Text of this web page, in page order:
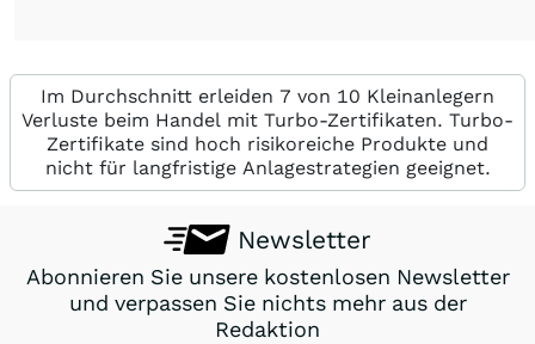
Im Durchschnitt erleiden 7 von 10 Kleinanlegern
Verluste beim Handel mit Turbo-Zertifikaten. Turbo-
Zertifikate sind hoch risikoreiche Produkte und
nicht für langfristige Anlagestrategien geeignet.
Newsletter
Abonnieren Sie unsere kostenlosen Newsletter
und verpassen Sie nichts mehr aus der
Redaktion